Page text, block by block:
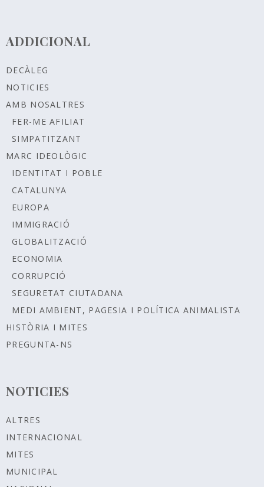
ADDICIONAL
DECÀLEG
NOTICIES
AMB NOSALTRES
FER-ME AFILIAT
SIMPATITZANT
MARC IDEOLÒGIC
IDENTITAT I POBLE
CATALUNYA
EUROPA
IMMIGRACIÓ
GLOBALITZACIÓ
ECONOMIA
CORRUPCIÓ
SEGURETAT CIUTADANA
MEDI AMBIENT, PAGESIA I POLÍTICA ANIMALISTA
HISTÒRIA I MITES
PREGUNTA-NS
NOTICIES
ALTRES
INTERNACIONAL
MITES
MUNICIPAL